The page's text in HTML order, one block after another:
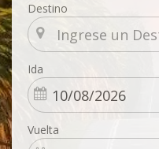
Destino
Ida
Vuelta